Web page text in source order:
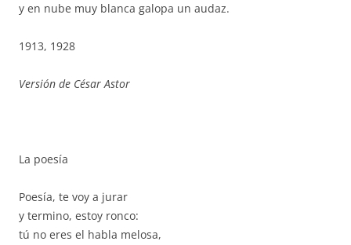
y en nube muy blanca galopa un audaz.
1913, 1928
Versión de César Astor
La poesía
Poesía, te voy a jurar
y termino, estoy ronco:
tú no eres el habla melosa,